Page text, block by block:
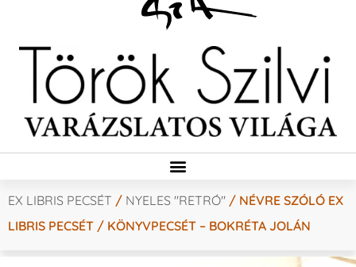
EX LIBRIS PECSÉT / NYELES "RETRÓ" / NÉVRE SZÓLÓ EX
LIBRIS PECSÉT / KÖNYVPECSÉT – BOKRÉTA JOLÁN